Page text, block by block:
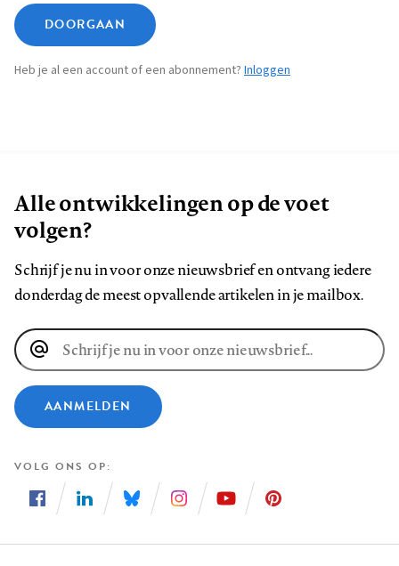
DOORGAAN
Heb je al een account of een abonnement? Inloggen
Alle ontwikkelingen op de voet
volgen?
Schrijf je nu in voor onze nieuwsbrief en ontvang iedere
donderdag de meest opvallende artikelen in je mailbox.
E-
mailadres
AANMELDEN
VOLG ONS OP
ons
ons
ons
ons
ons
ons